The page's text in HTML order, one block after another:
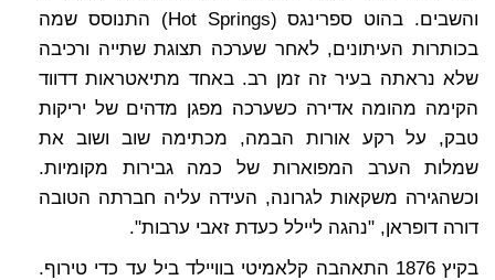
והשבים. בהוט ספרינגס (Hot Springs) התנוסס שמה
בכותרות העיתונים, לאחר שערכה תצוגת שתייה ורכיבה
שלא נראתה בעיר זה זמן רב. באחד מתיאטראות דדווד
הקימה מהומה אדירה כשערכה מפגן מדהים של יריקות
טבק, על רקע אורות הבמה, מכתימה שוב ושוב את
שמלות הערב המפוארות של כמה גבירות מקומיות.
וכשהגירה משקאות לגרונה, העידה עליה חברתה הטובה
דורה דופראן, "נהגה ליילל כעדת זאבי ערבות".
בקיץ 1876 התאהבה קלאמיטי בוויילד ביל עד כדי טירוף.